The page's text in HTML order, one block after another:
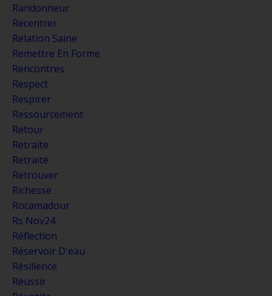
Randonneur
Recentrer
Relation Saine
Remettre En Forme
Rencontres
Respect
Respirer
Ressourcement
Retour
Retraite
Retraité
Retrouver
Richesse
Rocamadour
Rs Nov24
Réflection
Réservoir D'eau
Résilience
Réussir